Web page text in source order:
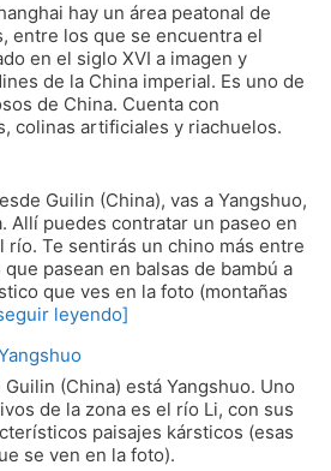
hay un área peatonal de
entre los que se encuentra el
en el siglo XVI a imagen y
de la China imperial. Es uno de
de China. Cuenta con
colinas artificiales y riachuelos.
Guilin (China), vas a Yangshuo,
Allí puedes contratar un paseo en
río. Te sentirás un chino más entre
pasean en balsas de bambú a
que ves en la foto (montañas
leyendo]
(China) está Yangshuo. Uno
de la zona es el río Li, con sus
paisajes kársticos (esas
se ven en la foto).